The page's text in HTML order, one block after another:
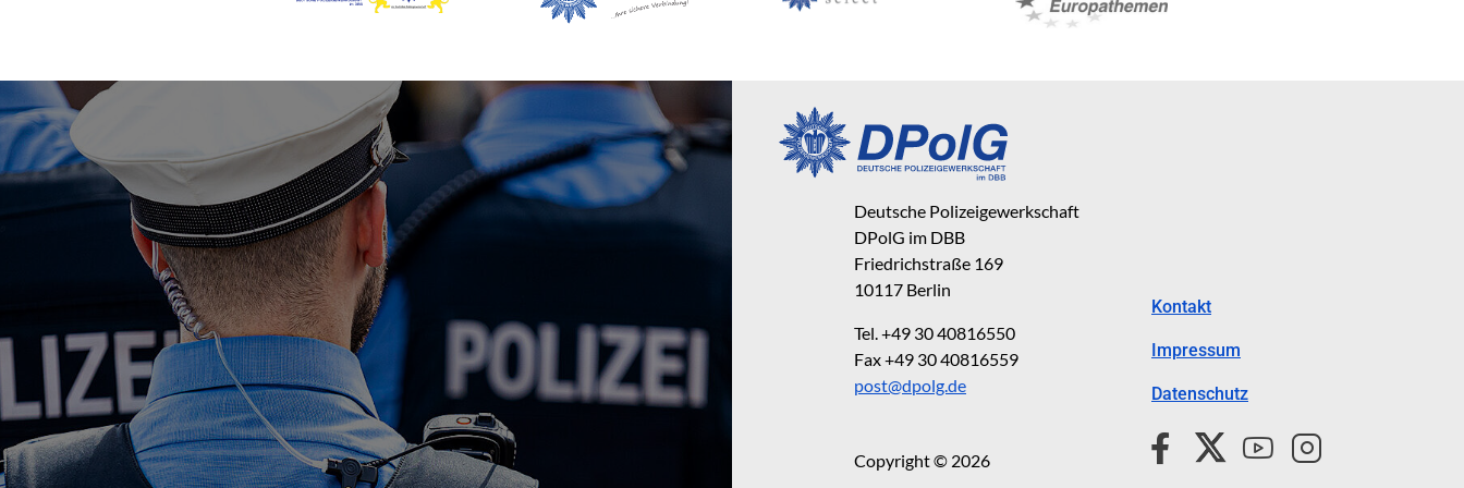
Deutsche Polizeigewerkschaft
DPolG im DBB
Friedrichstraße 169
10117 Berlin
Tel. +49 30 40816550
Fax +49 30 40816559
post@dpolg.de
Kontakt
Impressum
Datenschutz
Copyright © 2026